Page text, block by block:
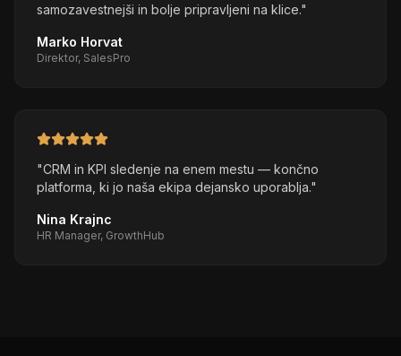
samozavestnejši in bolje pripravljeni na klice."
Marko Horvat
Direktor, SalesPro
"CRM in KPI sledenje na enem mestu — končno
platforma, ki jo naša ekipa dejansko uporablja."
Nina Krajnc
HR Manager, GrowthHub